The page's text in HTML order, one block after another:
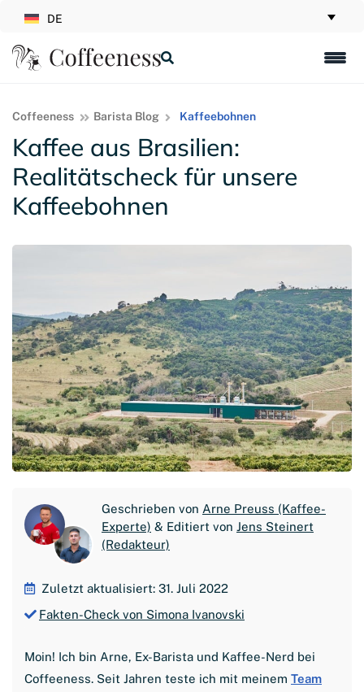
DE
Coffeeness Barista Blog Kaffeebohnen
Kaffee aus Brasilien:
Realitätscheck für unsere
Kaffeebohnen
Geschrieben von Arne Preuss (Kaffee-
Experte) & Editiert von Jens Steinert
(Redakteur)
Zuletzt aktualisiert: 31. Juli 2022
Fakten-Check von Simona Ivanovski
Moin! Ich bin Arne, Ex-Barista und Kaffee-Nerd bei
Coffeeness. Seit Jahren teste ich mit meinem Team